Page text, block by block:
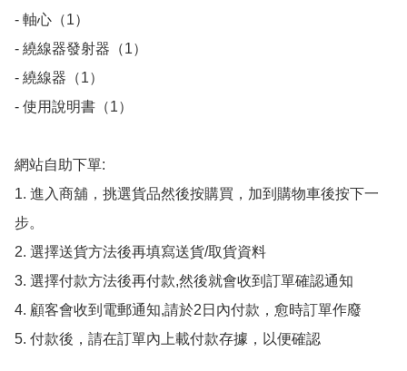
- 軸心（1）
- 繞線器發射器（1）
- 繞線器（1）
- 使用說明書（1）
網站自助下單:
1. 進入商舖，挑選貨品然後按購買，加到購物車後按下一
步。
2. 選擇送貨方法後再填寫送貨/取貨資料
3. 選擇付款方法後再付款,然後就會收到訂單確認通知
4. 顧客會收到電郵通知,請於2日內付款，愈時訂單作廢
5. 付款後，請在訂單內上載付款存據，以便確認